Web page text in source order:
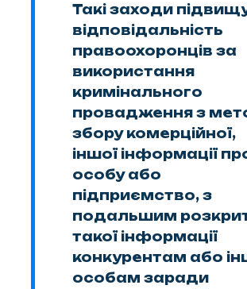
Такі заходи
відповідальність
правоохоронців за
використання
кримінального
провадження з
збору комерційної,
іншої інформації
особу або
підприємство, з
подальшим
такої інформації
конкурентам або
особам заради